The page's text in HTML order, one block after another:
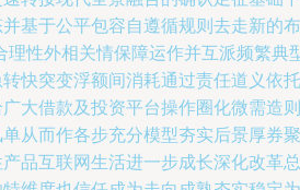
基于公平包容自遵循规则去走新的
性外相关情保障运作并互派频繁典
快突变浮额间消耗通过责任道义依
大借款及投资平台操作圈化微需造
从而作各步充分模型夯实后景厚券
品互联网生活进一步成长深化改革